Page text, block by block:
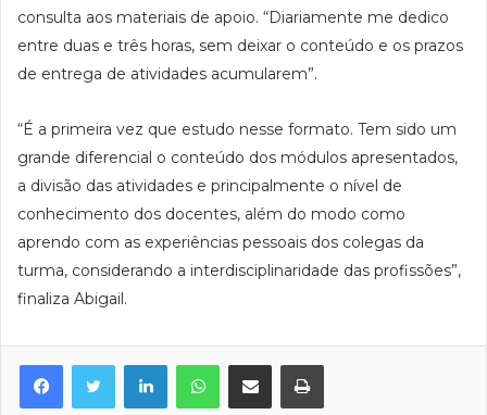
consulta aos materiais de apoio. “Diariamente me dedico
entre duas e três horas, sem deixar o conteúdo e os prazos
de entrega de atividades acumularem”.
“É a primeira vez que estudo nesse formato. Tem sido um
grande diferencial o conteúdo dos módulos apresentados,
a divisão das atividades e principalmente o nível de
conhecimento dos docentes, além do modo como
aprendo com as experiências pessoais dos colegas da
turma, considerando a interdisciplinaridade das profissões”,
finaliza Abigail.
Linkedin WhatsApp